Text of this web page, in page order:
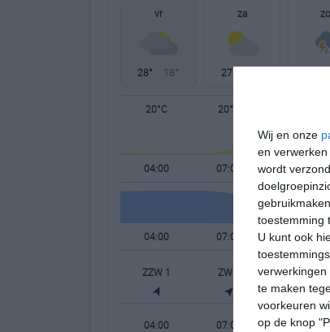
Wij en onze
en
wordt
toestemming
U kunt ook
te maken
voorkeuren
op de knop
vr
28° 18°
za
27°
zo
20°C 20°C
04:00 07:00 10:00
04:00 07:00 10:00
ZZW 1 ZW 1 ZW 2
04:00 07:00 10:00